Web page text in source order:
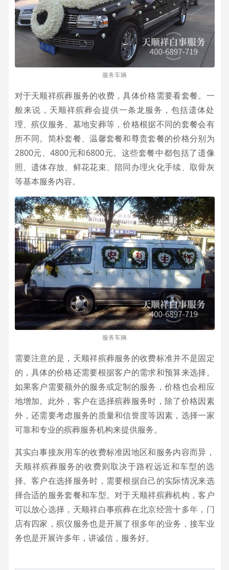
服务车辆
对于天顺祥殡葬服务的收费，具体价格需要看套餐。一
般来说，天顺祥殡葬会提供一条龙服务，包括遗体处
理、殡仪服务、墓地安葬等，价格根据不同的套餐会有
所不同。简朴套餐、温馨套餐和尊贵套餐的价格分别为
2800元、4800元和6800元。这些套餐中都包括了遗像
照、遗体存放、鲜花花束、陪同办理火化手续、取骨灰
等基本服务内容。
服务车辆
需要注意的是，天顺祥殡葬服务的收费标准并不是固定
的，具体的价格还需要根据客户的需求和预算来选择。
如果客户需要额外的服务或定制的服务，价格也会相应
地增加。此外，客户在选择殡葬服务时，除了价格因素
外，还需要考虑服务的质量和信誉度等因素，选择一家
可靠和专业的殡葬服务机构来提供服务。
其实白事接灰用车的收费标准因地区和服务内容而异，
天顺祥殡葬服务的收费则取决于路程远近和车型的选
择。客户在选择服务时，需要根据自己的实际情况来选
择合适的服务套餐和车型。对于天顺祥殡葬机构，客户
可以放心选择，天顺祥白事殡葬在北京经营十多年，门
店有四家，殡仪服务也是开展了很多年的业务，接车业
务也是开展许多年，讲诚信，服务好。